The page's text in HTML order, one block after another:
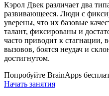
Кэрол Двек различает два
развивающееся. Люди с
уверены, что их базовые
талант, фиксированы и
часто приводит к стагнации,
вызовов, боятся неудач и
достигнутом.
Попробуйте BrainApps
Начать занятия